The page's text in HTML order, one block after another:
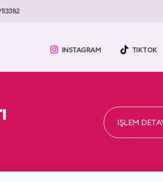
INSTAGRAM TIKTOK
İŞLEM